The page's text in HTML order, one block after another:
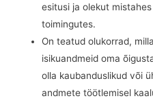
esitusi ja olekut
toimingutes.
On teatud olukorrad,
isikuandmeid oma
olla kaubanduslikud või
andmete töötlemisel